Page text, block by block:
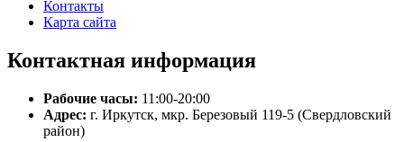
Контакты
Карта сайта
Контактная информация
Рабочие часы: 11:00-20:00
Адрес: г. Иркутск, мкр. Березовый 119-5 (Свердловский
район)